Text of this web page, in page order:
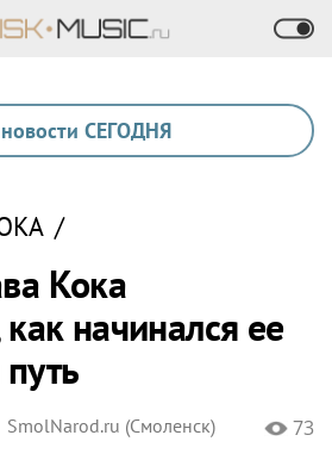
СЕГОДНЯ
/
Кока
как начинался ее
SmolNarod.ru (Смоленск) 73